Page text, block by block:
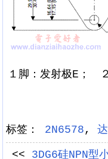
１脚：发射极E；
标签： 2N6578 ,
<< 3DG6硅NPN型